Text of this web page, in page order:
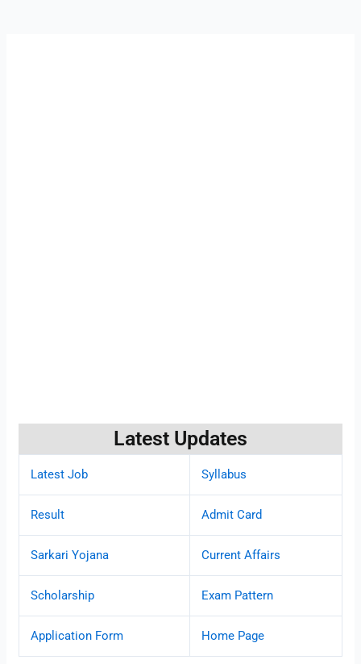
Latest Updates
Latest Job Syllabus
Result Admit Card
Sarkari Yojana Current Affairs
Scholarship Exam Pattern
Application Form Home Page